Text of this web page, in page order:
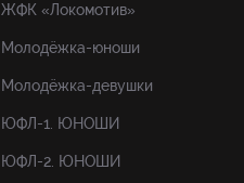
ЖФК «Локомотив»
Молодёжка-юноши
Молодёжка-девушки
ЮФЛ-1. ЮНОШИ
ЮФЛ-2. ЮНОШИ